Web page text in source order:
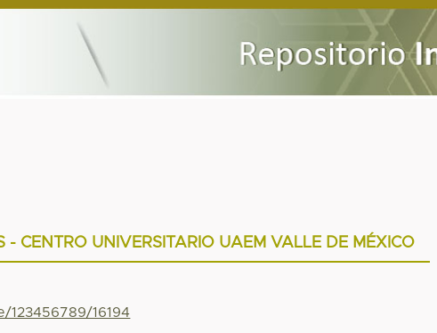
- CENTRO UNIVERSITARIO UAEM VALLE DE MÉXICO
123456789/16194